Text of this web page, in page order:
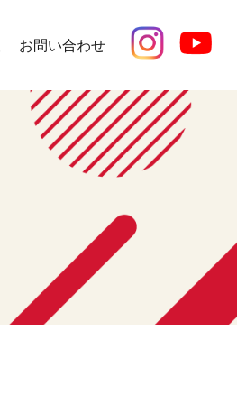
お問い合わせ